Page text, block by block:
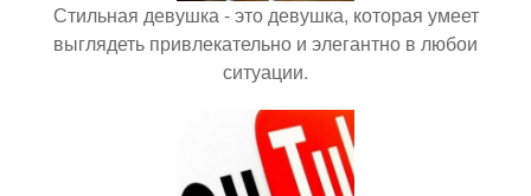
Стильная девушка - это девушка, которая умеет
выглядеть привлекательно и элегантно в любои
ситуации.